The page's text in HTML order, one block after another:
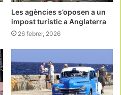
Les agències s’oposen a un
impost turístic a Anglaterra
26 febrer, 2026